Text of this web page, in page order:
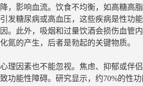
降，影响血流。饮食不均衡，如高糖高
引发糖尿病或高血压，这些疾病是性功
因。此外，吸烟和过量饮酒会损伤血管
化氮的产生，后者是勃起的关键物质。
心理因素也不能忽视。焦虑、抑郁或伴
致功能性障碍。研究显示，约70%的性